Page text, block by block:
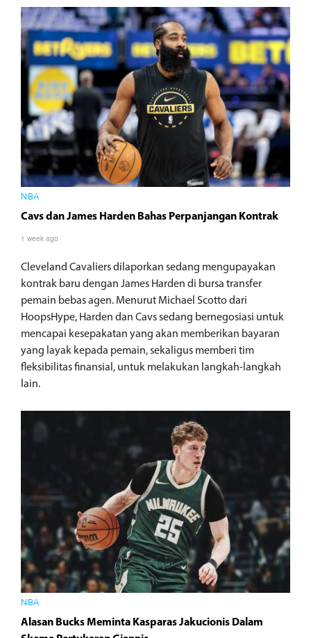
NBA
Cavs dan James Harden Bahas Perpanjangan Kontrak
1 week ago
Cleveland Cavaliers dilaporkan sedang mengupayakan
kontrak baru dengan James Harden di bursa transfer
pemain bebas agen. Menurut Michael Scotto dari
HoopsHype, Harden dan Cavs sedang bernegosiasi untuk
mencapai kesepakatan yang akan memberikan bayaran
yang layak kepada pemain, sekaligus memberi tim
fleksibilitas finansial, untuk melakukan langkah-langkah
lain.
NBA
Alasan Bucks Meminta Kasparas Jakucionis Dalam